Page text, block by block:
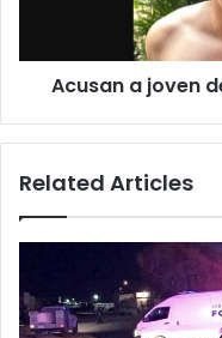
perros
Acusan a joven
Related Articles